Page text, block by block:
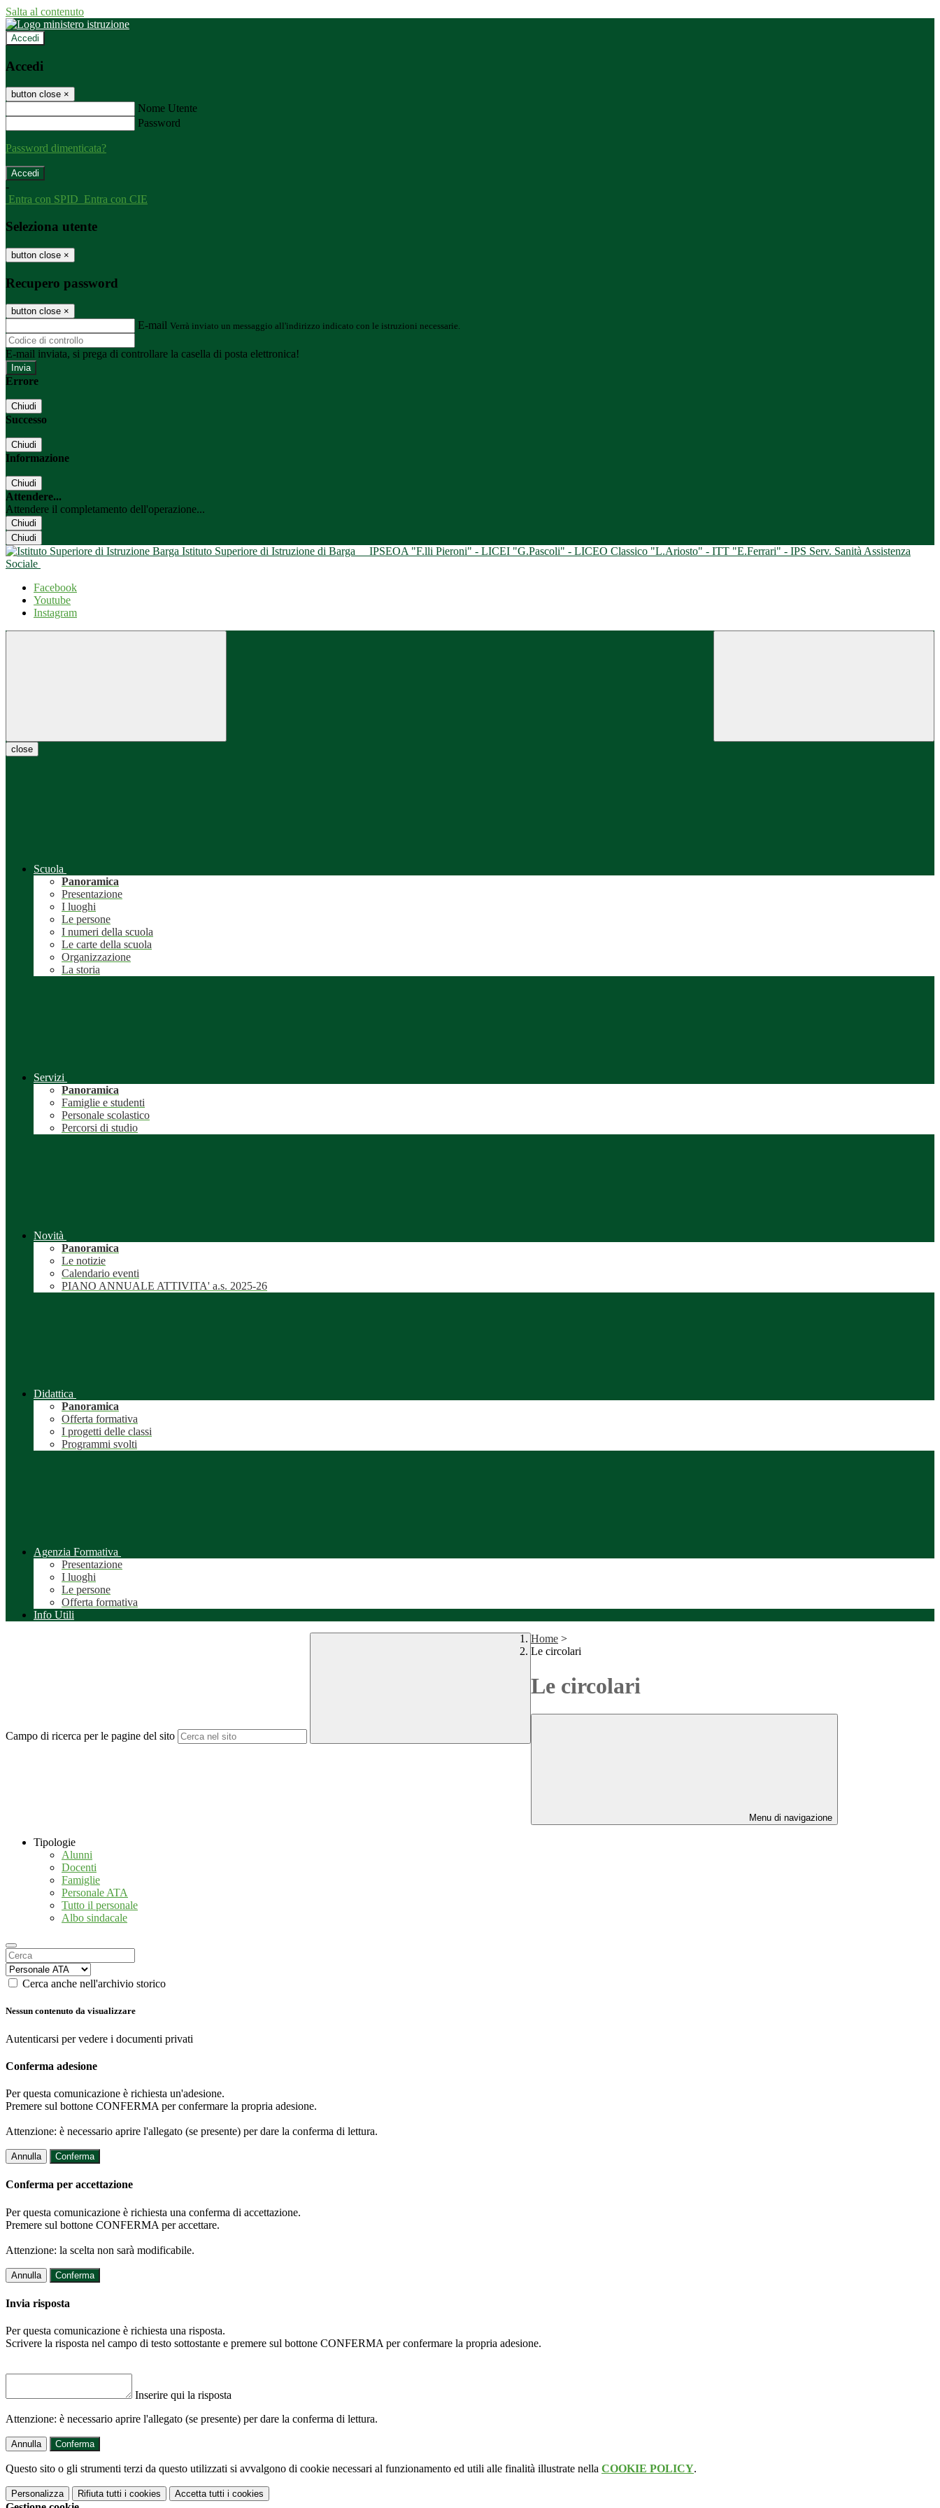
Salta al contenuto
Accedi
Accedi
button close ×
Nome Utente
Password
Password dimenticata?
-
Entra con SPID Entra con CIE
Seleziona utente
button close ×
Recupero password
button close ×
E-mail Verrà inviato un messaggio all'indirizzo indicato con le istruzioni necessarie.
E-mail inviata, si prega di controllare la casella di posta elettronica!
Errore
Chiudi
Successo
Chiudi
Informazione
Chiudi
Attendere...
Attendere il completamento dell'operazione...
Chiudi
Chiudi
Istituto Superiore di Istruzione di Barga
IPSEOA "F.lli Pieroni" - LICEI "G.Pascoli" - LICEO Classico "L.Ariosto" - ITT "E.Ferrari" - IPS Serv. Sanità Assistenza
Sociale
Facebook
Youtube
Instagram
close
Scuola
Panoramica
Presentazione
I luoghi
Le persone
I numeri della scuola
Le carte della scuola
Organizzazione
La storia
Servizi
Panoramica
Famiglie e studenti
Personale scolastico
Percorsi di studio
Novità
Panoramica
Le notizie
Calendario eventi
PIANO ANNUALE ATTIVITA' a.s. 2025-26
Didattica
Panoramica
Offerta formativa
I progetti delle classi
Programmi svolti
Agenzia Formativa
Presentazione
I luoghi
Le persone
Offerta formativa
Info Utili
Campo di ricerca per le pagine del sito
Home >
Le circolari
Le circolari
Menu di navigazione
Tipologie
Alunni
Docenti
Famiglie
Personale ATA
Tutto il personale
Albo sindacale
Cerca anche nell'archivio storico
Nessun contenuto da visualizzare
Autenticarsi per vedere i documenti privati
Conferma adesione
Per questa comunicazione è richiesta un'adesione.
Premere sul bottone CONFERMA per confermare la propria adesione.
Attenzione: è necessario aprire l'allegato (se presente) per dare la conferma di lettura.
Annulla Conferma
Conferma per accettazione
Per questa comunicazione è richiesta una conferma di accettazione.
Premere sul bottone CONFERMA per accettare.
Attenzione: la scelta non sarà modificabile.
Annulla Conferma
Invia risposta
Per questa comunicazione è richiesta una risposta.
Scrivere la risposta nel campo di testo sottostante e premere sul bottone CONFERMA per confermare la propria adesione.
Inserire qui la risposta
Attenzione: è necessario aprire l'allegato (se presente) per dare la conferma di lettura.
Annulla Conferma
Questo sito o gli strumenti terzi da questo utilizzati si avvalgono di cookie necessari al funzionamento ed utili alle finalità illustrate nella COOKIE POLICY.
Personalizza Rifiuta tutti i cookies Accetta tutti i cookies